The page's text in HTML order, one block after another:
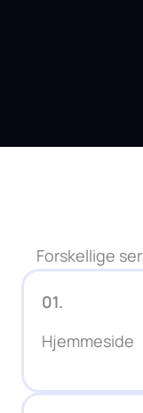
Forskellige
01.
Hjemmeside